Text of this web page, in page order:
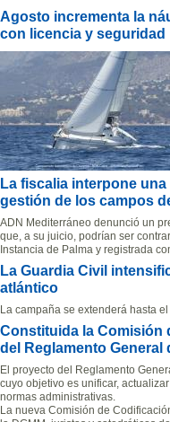
Agosto incrementa la
con licencia y seguridad
La fiscalia interpone
gestión de los campos
ADN Mediterráneo denunció un
que, a su juicio, podrían ser
Instancia de Palma y registrada
La Guardia Civil
atlántico
La campaña se extenderá hasta
Constituida la Comisión
del Reglamento General
El proyecto del Reglamento
cuyo objetivo es unificar,
normas administrativas.
La nueva Comisión de